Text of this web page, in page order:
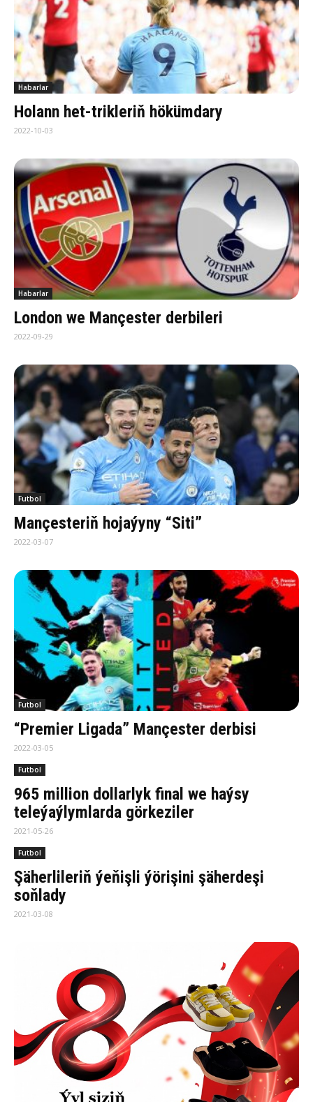
Habarlar
Holann het-trikleriň hökümdary
2022-10-03
Habarlar
London we Mançester derbileri
2022-09-29
Futbol
Mançesteriň hojaýyny “Siti”
2022-03-07
Futbol
“Premier Ligada” Mançester derbisi
2022-03-05
Futbol
965 million dollarlyk final we haýsy
teleýaýlymlarda görkeziler
2021-05-26
Futbol
Şäherlileriň ýeňişli ýörişini şäherdeşi
soňlady
2021-03-08